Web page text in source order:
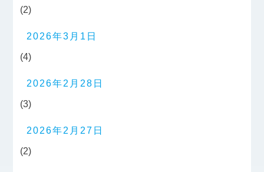
(2)
2026年3月1日
(4)
2026年2月28日
(3)
2026年2月27日
(2)